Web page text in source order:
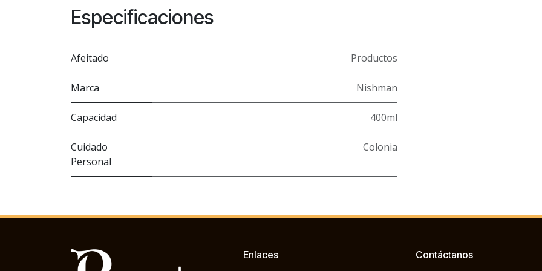
Especificaciones
Afeitado Productos
Marca Nishman
Capacidad 400ml
Cuidado
Personal
Colonia
Enlaces Contáctanos